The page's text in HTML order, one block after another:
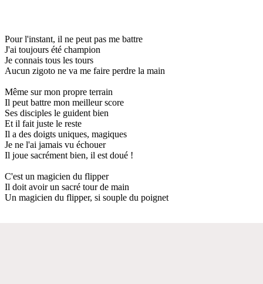
Pour l'instant, il ne peut pas me battre
J'ai toujours été champion
Je connais tous les tours
Aucun zigoto ne va me faire perdre la main
Même sur mon propre terrain
Il peut battre mon meilleur score
Ses disciples le guident bien
Et il fait juste le reste
Il a des doigts uniques, magiques
Je ne l'ai jamais vu échouer
Il joue sacrément bien, il est doué !
C'est un magicien du flipper
Il doit avoir un sacré tour de main
Un magicien du flipper, si souple du poignet